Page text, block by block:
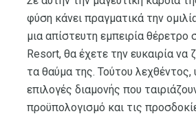
φύση κάνει πραγματικά την
μια απίστευτη εμπειρία θέρετρο
Resort, θα έχετε την ευκαιρία να
τα θαύμα της. Τούτου
επιλογές διαμονής που
προϋπολογισμό και τις